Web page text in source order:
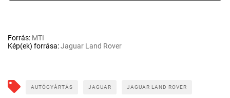
Forrás: MTI
Kép(ek) forrása:Jaguar Land Rover
AUTÓGYÁRTÁS JAGUAR JAGUAR LAND ROVER